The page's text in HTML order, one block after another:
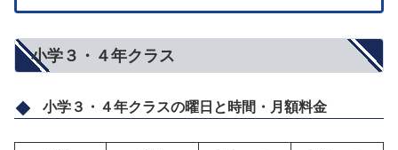
小学３・４年クラス
小学３・４年クラスの曜日と時間・月額料金